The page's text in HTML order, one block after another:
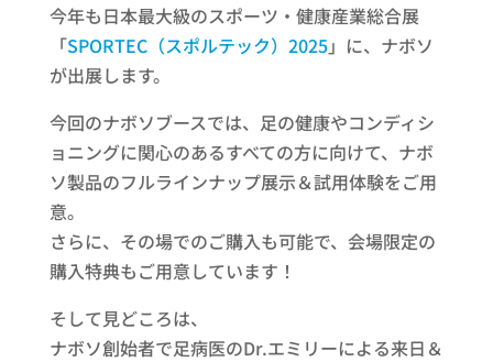
今年も日本最大級のスポーツ・健康産業総合展
「SPORTEC（スポルテック）2025」に、ナボソ
が出展します。
今回のナボソブースでは、足の健康やコンディシ
ョニングに関心のあるすべての方に向けて、ナボ
ソ製品のフルラインナップ展示＆試用体験をご用
意。
さらに、その場でのご購入も可能で、会場限定の
購入特典もご用意しています！
そして見どころは、
ナボソ創始者で足病医のDr.エミリーによる来日＆